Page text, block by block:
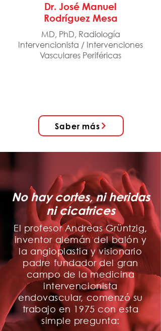
Dr. José Manuel
Rodríguez Mesa
MD, PhD, Radiología
Intervencionista / Intervenciones
Vasculares Periféricas
Saber más
No hay cortes, ni heridas
ni cicatrices
El profesor Andreas Grüntzig,
inventor alemán del balón y
la angioplastia y visionario
padre fundador del gran
campo de la medicina
intervencionista
endovascular, comenzó su
trabajo en 1975 con esta
simple pregunta: